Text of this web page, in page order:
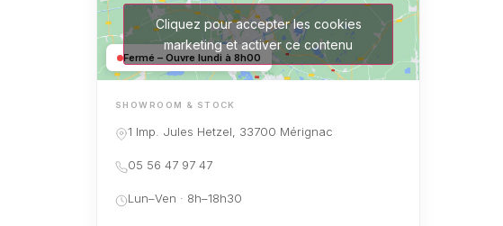
Cliquez pour accepter les cookies
marketing et activer ce contenu
Fermé – Ouvre lundi à 8h00
SHOWROOM & STOCK
1 Imp. Jules Hetzel, 33700 Mérignac
05 56 47 97 47
Lun–Ven · 8h–18h30